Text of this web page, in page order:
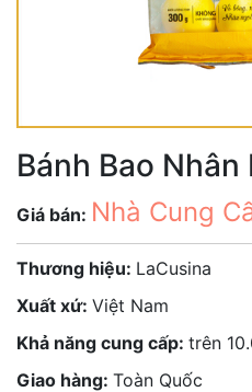
Bánh Bao
Giá bán: Nhà Cung
Thương hiệu: LaCusina
Xuất xứ: Việt Nam
Khả năng cung cấp: trên
Giao hàng: Toàn Quốc